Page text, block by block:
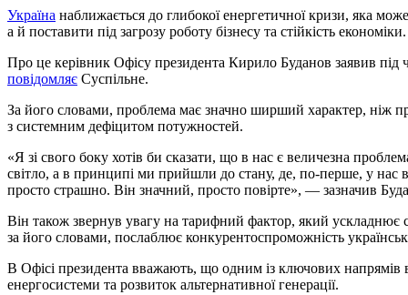
Україна наближається до глибокої енергетичної кризи, яка
а й поставити під загрозу роботу бізнесу та стійкість економіки.
Про це керівник Офісу президента Кирило Буданов заявив під
повідомляє Суспільне.
За його словами, проблема має значно ширший характер, ніж
з системним дефіцитом потужностей.
«Я зі свого боку хотів би сказати, що в нас є величезна
світло, а в принципі ми прийшли до стану, де, по-перше, у
просто страшно. Він значний, просто повірте», — зазначив
Він також звернув увагу на тарифний фактор, який ускладнює
за його словами, послаблює конкурентоспроможність
В Офісі президента вважають, що одним із ключових напрямів
енергосистеми та розвиток альтернативної генерації.